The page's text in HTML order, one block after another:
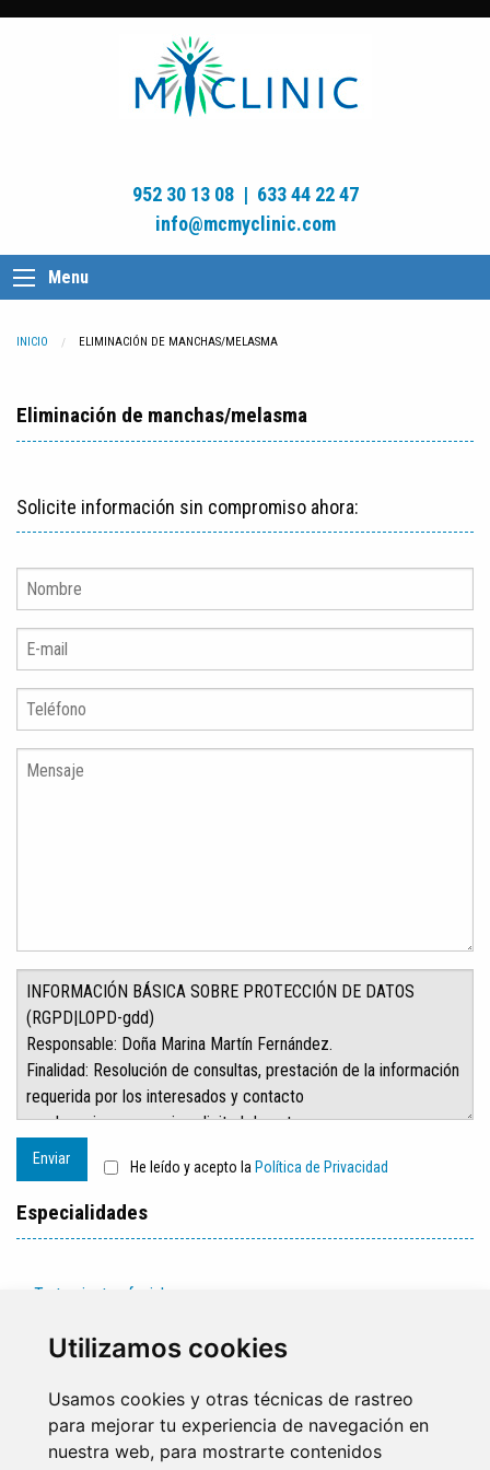
Utilizamos cookies
Usamos cookies y otras técnicas de rastreo
para mejorar tu experiencia de navegación en
nuestra web, para mostrarte contenidos
952 30 13 08 | 633 44 22 47
info@mcmyclinic.com
Menu
INICIO CURRENT:
ELIMINACIÓN DE MANCHAS/MELASMA
Eliminación de manchas/melasma
Solicite información sin compromiso ahora:
Enviar He leído y acepto la Política de Privacidad
Especialidades
Tratamientos faciales
Tratamientos corporales